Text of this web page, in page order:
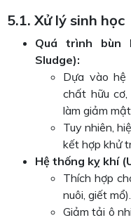
5.1. Xử lý sinh học
Quá trình bùn
Sludge):
Dựa vào
chất hữu
làm giảm
Tuy nhiên,
kết hợp khử
Hệ thống kỵ khí
Thích hợp
nuôi, giết mổ).
Giảm tải ô